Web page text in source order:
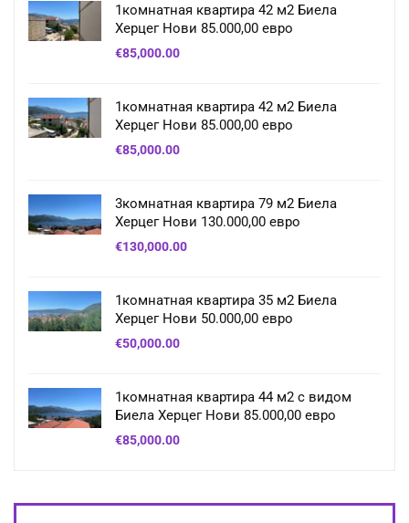
1комнатная квартира 42 м2 Биела
Херцег Нови 85.000,00 евро
€85,000.00
1комнатная квартира 42 м2 Биела
Херцег Нови 85.000,00 евро
€85,000.00
3комнатная квартира 79 м2 Биела
Херцег Нови 130.000,00 евро
€130,000.00
1комнатная квартира 35 м2 Биела
Херцег Нови 50.000,00 евро
€50,000.00
1комнатная квартира 44 м2 с видом
Биела Херцег Нови 85.000,00 евро
€85,000.00